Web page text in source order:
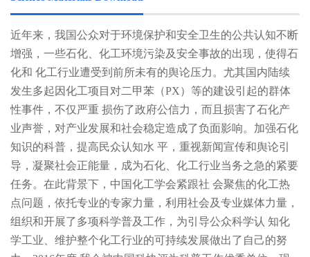
近年来，我国公众对于环境保护和安全卫生的公共认知不断
增强，一些石化、化工环境污染及安全事故的出现，使得石
化和 化工行业遭受到前所未有的舆论压力。尤其国内陆续
发生多起因化工项目对二甲苯（PX）等的建设引起的群体
性事件，不仅严重 损伤了政府公信力，而且损害了石化产
业声誉，对产业发展和社会稳定造成了负面影响。加强石化
知识的科普，提高民众认知水 平，重视新闻宣传和舆论引
导，凝聚社会正能量，成为石化、化工行业当务之急的紧要
任务。在此背景下，中国化工学会紧跟社 会聚焦的化工热
点问题，依托专业的专家力量，利用社会及专业媒体力量，
组织和开展了多项科学普及工作，为引导公众科学认 知化
学工业、维护整个化工行业的可持续发展做出了自己的努